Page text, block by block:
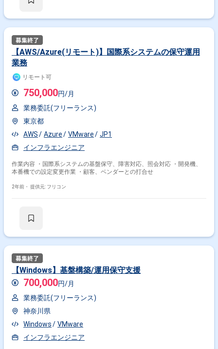
【AWS/Azure(リモート)】国際系システムの保守運用
業務
リモート可
750,000円/月
業務委託(フリーランス)
東京都
AWS
Azure VMware
JP1
インフラエンジニア
作業内容 ・国際系システムの基盤保守、障害対応、照会対応 ・開発機、
本番機での設定変更作業 ・顧客、ベンダーとの打合せ
2年前・ 提供元: フリコン
【Windows】基盤構築/運用保守支援
700,000円/月
業務委託(フリーランス)
神奈川県
Windows
VMware
インフラエンジニア